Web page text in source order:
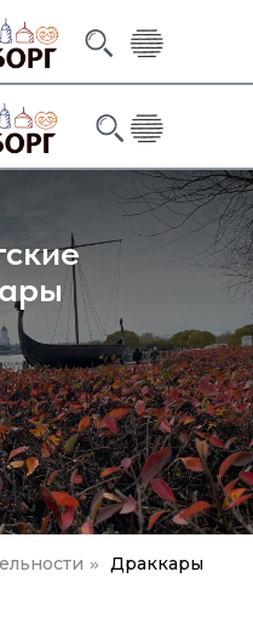
» Драккары